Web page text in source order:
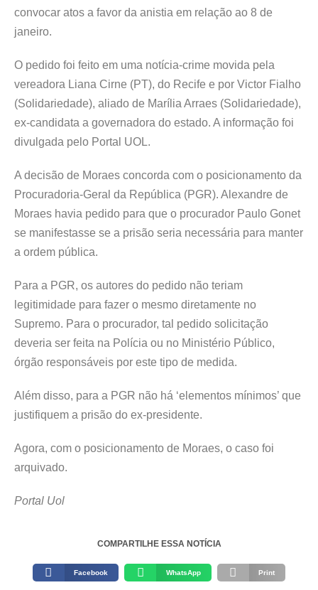
convocar atos a favor da anistia em relação ao 8 de
janeiro.
O pedido foi feito em uma notícia-crime movida pela
vereadora Liana Cirne (PT), do Recife e por Victor Fialho
(Solidariedade), aliado de Marília Arraes (Solidariedade),
ex-candidata a governadora do estado. A informação foi
divulgada pelo Portal UOL.
A decisão de Moraes concorda com o posicionamento da
Procuradoria-Geral da República (PGR). Alexandre de
Moraes havia pedido para que o procurador Paulo Gonet
se manifestasse se a prisão seria necessária para manter
a ordem pública.
Para a PGR, os autores do pedido não teriam
legitimidade para fazer o mesmo diretamente no
Supremo. Para o procurador, tal pedido solicitação
deveria ser feita na Polícia ou no Ministério Público,
órgão responsáveis por este tipo de medida.
Além disso, para a PGR não há ‘elementos mínimos’ que
justifiquem a prisão do ex-presidente.
Agora, com o posicionamento de Moraes, o caso foi
arquivado.
Portal Uol
COMPARTILHE ESSA NOTÍCIA
Facebook WhatsApp Print